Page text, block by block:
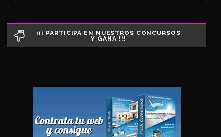
¡¡¡ PARTICIPA EN NUESTROS CONCURSOS
Y GANA !!!